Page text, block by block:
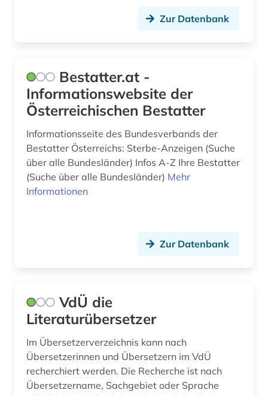
geschichte 1450-1700 (1)
geschichte 1500 - 1800 (1)
geschichte 1621-1905 (2)
geschichte 1652-1818 (1)
geschichte 1895-1998 (1)
geschichte 1917 - 1928 (1)
Zur Datenbank
Bestatter.at -
Informationswebsite der
Österreichischen Bestatter
Informationsseite des Bundesverbands der
Bestatter Österreichs: Sterbe-Anzeigen (Suche
über alle Bundesländer) Infos A-Z Ihre Bestatter
(Suche über alle Bundesländer) Mehr
Informationen
Zur Datenbank
VdÜ die
Literaturübersetzer
Im Übersetzerverzeichnis kann nach
Übersetzerinnen und Übersetzern im VdÜ
recherchiert werden. Die Recherche ist nach
Übersetzername, Sachgebiet oder Sprache